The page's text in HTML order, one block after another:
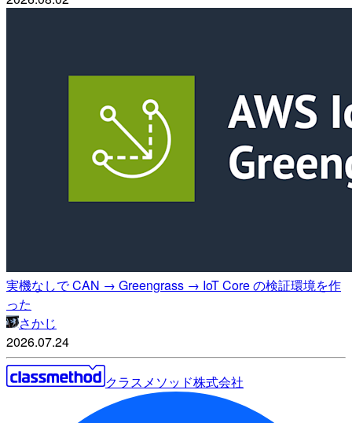
実機なしで CAN → Greengrass → IoT Core の検証環境を作
った
さかじ
2026.07.24
クラスメソッド株式会社